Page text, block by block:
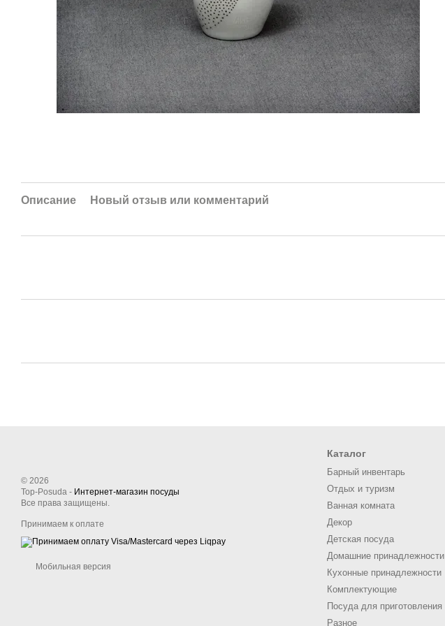
Описание Новый отзыв или комментарий
© 2026
Top-Posuda - Интернет-магазин посуды
Все права защищены.
Принимаем к оплате
Мобильная версия
Каталог
Барный инвентарь
Отдых и туризм
Ванная комната
Декор
Детская посуда
Домашние принадлежности
Кухонные принадлежности
Комплектующие
Посуда для приготовления
Разное